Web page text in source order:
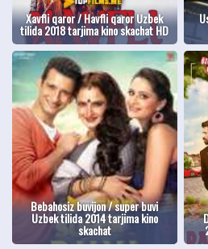
Xavfli qaror / Havfli qaror Uzbek
tilida 2018 tarjima kino skachat HD
Bebahosiz buvijon / super buvi
Uzbek tilida 2014 tarjima kino
skachat